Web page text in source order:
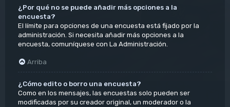
¿Por qué no se puede añadir más opciones a la
encuesta?
El límite para opciones de una encuesta está fijado por la
administración. Si necesita añadir más opciones a la
encuesta, comuníquese con La Administración.
Arriba
¿Cómo edito o borro una encuesta?
Como en los mensajes, las encuestas solo pueden ser
modificadas por su creador original, un moderador o la